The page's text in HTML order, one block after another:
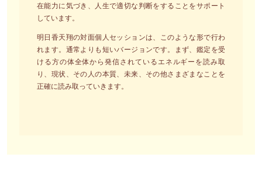
在能力に気づき、人生で適切な判断をすることをサポート
しています。
明日香天翔の対面個人セッションは、このような形で行わ
れます。通常よりも短いバージョンです。まず、鑑定を受
ける方の体全体から発信されているエネルギーを読み取
り、現状、その人の本質、未来、その他さまざまなことを
正確に読み取っていきます。